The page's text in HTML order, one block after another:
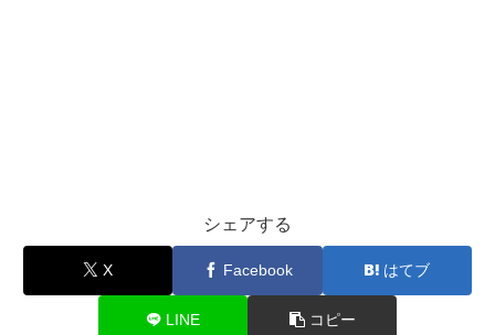
シェアする
X Facebook はてブ
LINE コピー